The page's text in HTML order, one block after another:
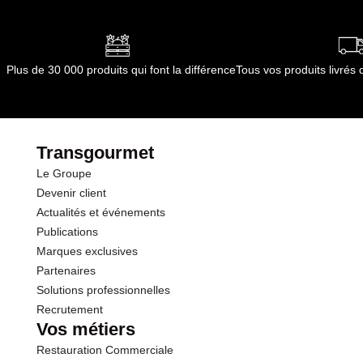
humides Sorties d'autoclaves ou de fours vapeurs
Sortie de four de cuisson Pré-cuisson
Plus de 30 000 produits qui font la différenceTous vos produits livrés
Transgourmet
Le Groupe
Devenir client
Actualités et événements
Publications
Marques exclusives
Partenaires
Solutions professionnelles
Recrutement
Vos métiers
Restauration Commerciale